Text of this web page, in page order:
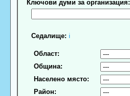
Ключови думи за организация:
Седалище: ℹ
Област:
Община:
Населено място:
Район: